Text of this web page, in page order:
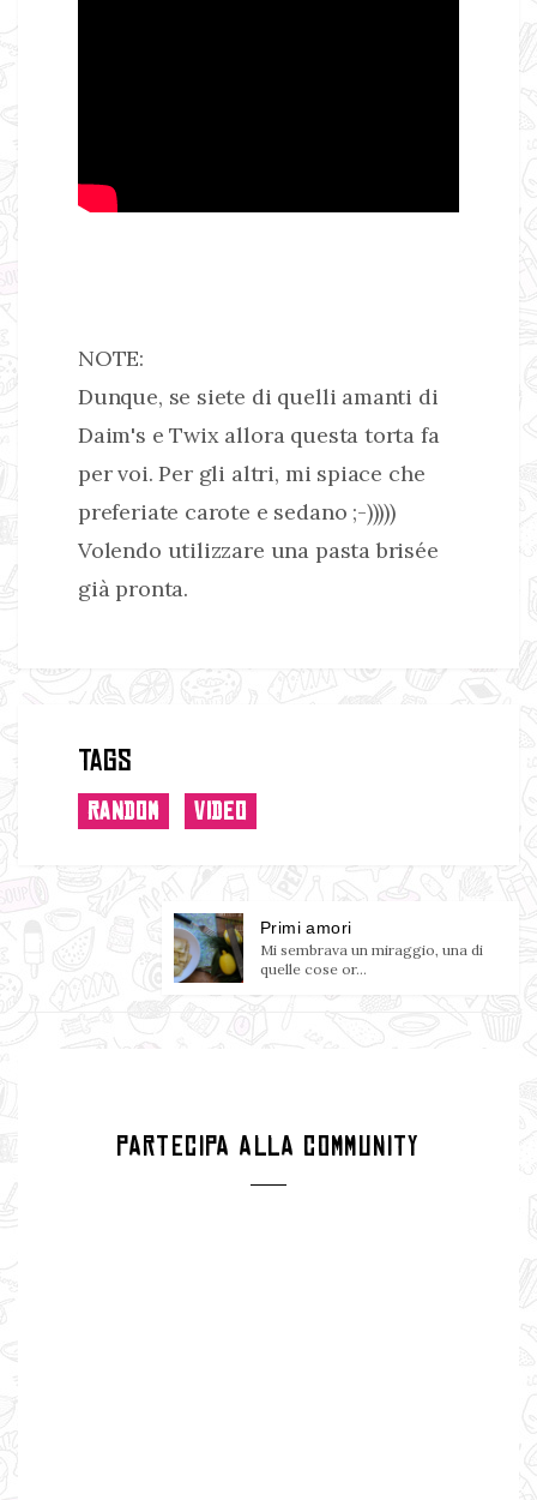
NOTE:
Dunque, se siete di quelli amanti di
Daim's e Twix allora questa torta fa
per voi. Per gli altri, mi spiace che
preferiate carote e sedano ;-)))))
Volendo utilizzare una pasta brisée
già pronta.
Tags
RANDOM VIDEO
Primi amori
Mi sembrava un miraggio, una di
quelle cose or...
PARTECIPA ALLA COMMUNITY